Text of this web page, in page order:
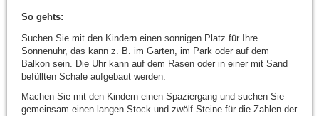
So gehts:
Suchen Sie mit den Kindern einen sonnigen Platz für Ihre
Sonnenuhr, das kann z. B. im Garten, im Park oder auf dem
Balkon sein. Die Uhr kann auf dem Rasen oder in einer mit Sand
befüllten Schale aufgebaut werden.
Machen Sie mit den Kindern einen Spaziergang und suchen Sie
gemeinsam einen langen Stock und zwölf Steine für die Zahlen der